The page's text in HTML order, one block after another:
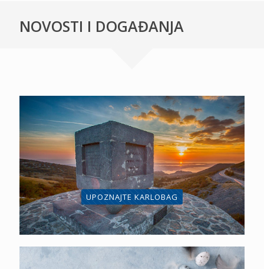
NOVOSTI I DOGAĐANJA
UPOZNAJTE KARLOBAG